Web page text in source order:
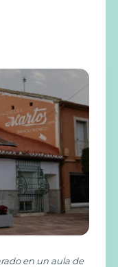
en un aula de